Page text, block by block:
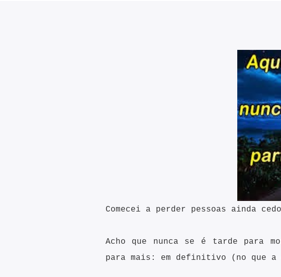
Comecei a perder pessoas ainda
Acho que nunca se é tarde para
para mais: em definitivo (no que